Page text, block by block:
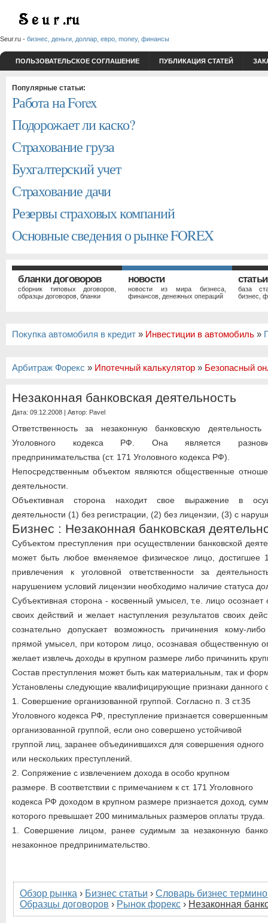
Seur.ru - бизнес, деньги, доллар, евро, money, финансы
ПОЛЬЗОВАТЕЛЬСКОЕ СОГЛАШЕНИЕ ПУБЛИКАЦИЯ СТАТЕЙ
Популярные статьи:
Работа на Forex
Подорожает ли каско?
Страхование груза
Бухгалтерский учет
Страхование дачи
Резервы страховых компаний
Основные сведения о рынке FOREX
бланки договоров
сборник типовых договоров,
образцы договоров, бланки
новости
новости из мира бизнеса,
финансов, денежных операций
статьи
база
бизнес,
Покупка автомобиля в кредит » Инвестиции в автомобиль »
Арбитраж Форекс » Ипотечный калькулятор » Безопасный
Незаконная банковская деятельность
Дата: 09.12.2008 | Автор: Pavel
Ответственность за незаконную банковскую
Уголовного кодекса РФ. Она является
предпринимательства (ст. 171 Уголовного кодекса РФ).
Непосредственным объектом являются общественные
деятельности.
Объективная сторона находит свое выражение в
деятельности (1) без регистрации, (2) без лицензии, (3) с
Бизнес : Незаконная банковская
Субъектом преступления при осуществлении банковской
может быть любое вменяемое физическое лицо, достигшее
привлечения к уголовной ответственности за
нарушением условий лицензии необходимо наличие статуса
Субъективная сторона - косвенный умысел, т.е. лицо
своих действий и желает наступления результатов своих
сознательно допускает возможность причинения кому-
прямой умысел, при котором лицо, осознавая общественную
желает извлечь доходы в крупном размере либо причинить
Состав преступления может быть как материальным, так и
Установлены следующие квалифицирующие признаки данного
1. Совершение организованной группой. Согласно п. 3 ст.35
Уголовного кодекса РФ, преступление признается совершенным
организованной группой, если оно совершено устойчивой
группой лиц, заранее объединившихся для совершения одного
или нескольких преступлений.
2. Сопряжение с извлечением дохода в особо крупном
размере. В соответствии с примечанием к ст. 171 Уголовного
кодекса РФ доходом в крупном размере признается доход,
которого превышает 200 минимальных размеров оплаты труда.
1. Совершение лицом, ранее судимым за незаконную
незаконное предпринимательство.
Обзор рынка › Бизнес статьи › Словарь бизнес
Образцы договоров › Рынок форекс › Незаконная